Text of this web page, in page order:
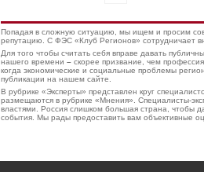
Попадая в сложную ситуацию, мы ищем и просим
репутацию. С ФЭС «Клуб Регионов» сотрудничает
Для того чтобы считать себя вправе давать
нашего времени – скорее призвание, чем
когда экономические и социальные проблемы
публикации на нашем сайте.
В рубрике «Эксперты» представлен круг
размещаются в рубрике «Мнения». Специалисты-
властями. Россия слишком большая страна, чтобы
события. Мы рады предоставить вам объективные